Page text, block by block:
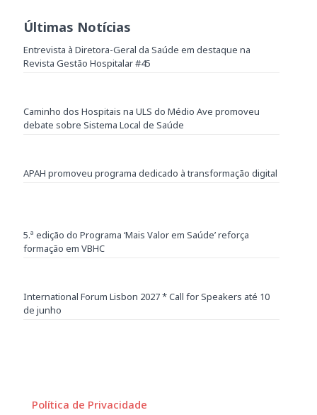
Últimas Notícias
Entrevista à Diretora-Geral da Saúde em destaque na
Revista Gestão Hospitalar #45
Caminho dos Hospitais na ULS do Médio Ave promoveu
debate sobre Sistema Local de Saúde
APAH promoveu programa dedicado à transformação digital
5.ª edição do Programa ‘Mais Valor em Saúde’ reforça
formação em VBHC
International Forum Lisbon 2027 * Call for Speakers até 10
de junho
Política de Privacidade